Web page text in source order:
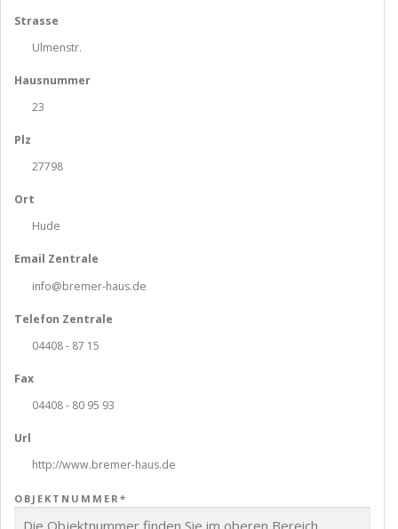
Strasse
Ulmenstr.
Hausnummer
23
Plz
27798
Ort
Hude
Email Zentrale
info@bremer-haus.de
Telefon Zentrale
04408 - 87 15
Fax
04408 - 80 95 93
Url
http://www.bremer-haus.de
OBJEKTNUMMER*